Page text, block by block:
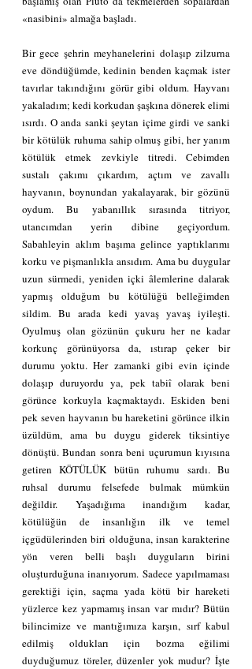
«nasibini» almağa başladı.
Bir gece şehrin meyhanelerini dolaşıp zilzurna
eve döndüğümde, kedinin benden kaçmak ister
tavırlar takındığını görür gibi oldum. Hayvanı
yakaladım; kedi korkudan şaşkına dönerek elimi
ısırdı. O anda sanki şeytan içime girdi ve sanki
bir kötülük ruhuma sahip olmuş gibi, her yanım
kötülük etmek zevkiyle titredi. Cebimden
sustalı çakımı çıkardım, açtım ve zavallı
hayvanın, boynundan yakalayarak, bir gözünü
oydum. Bu yabanıllık sırasında titriyor,
utancımdan yerin dibine geçiyordum.
Sabahleyin aklım başıma gelince yaptıklarımı
korku ve pişmanlıkla ansıdım. Ama bu duygular
uzun sürmedi, yeniden içki âlemlerine dalarak
yapmış olduğum bu kötülüğü belleğimden
sildim. Bu arada kedi yavaş yavaş iyileşti.
Oyulmuş olan gözünün çukuru her ne kadar
korkunç görünüyorsa da, ıstırap çeker bir
durumu yoktu. Her zamanki gibi evin içinde
dolaşıp duruyordu ya, pek tabiî olarak beni
görünce korkuyla kaçmaktaydı. Eskiden beni
pek seven hayvanın bu hareketini görünce ilkin
üzüldüm, ama bu duygu giderek tiksintiye
dönüştü. Bundan sonra beni uçurumun kıyısına
getiren KÖTÜLÜK bütün ruhumu sardı. Bu
ruhsal durumu felsefede bulmak mümkün
değildir. Yaşadığıma inandığım kadar,
kötülüğün de insanlığın ilk ve temel
içgüdülerinden biri olduğuna, insan karakterine
yön veren belli başlı duyguların birini
oluşturduğuna inanıyorum. Sadece yapılmaması
gerektiği için, saçma yada kötü bir hareketi
yüzlerce kez yapmamış insan var mıdır? Bütün
bilincimize ve mantığımıza karşın, sırf kabul
edilmiş oldukları için bozma eğilimi
duyduğumuz töreler, düzenler yok mudur? İşte